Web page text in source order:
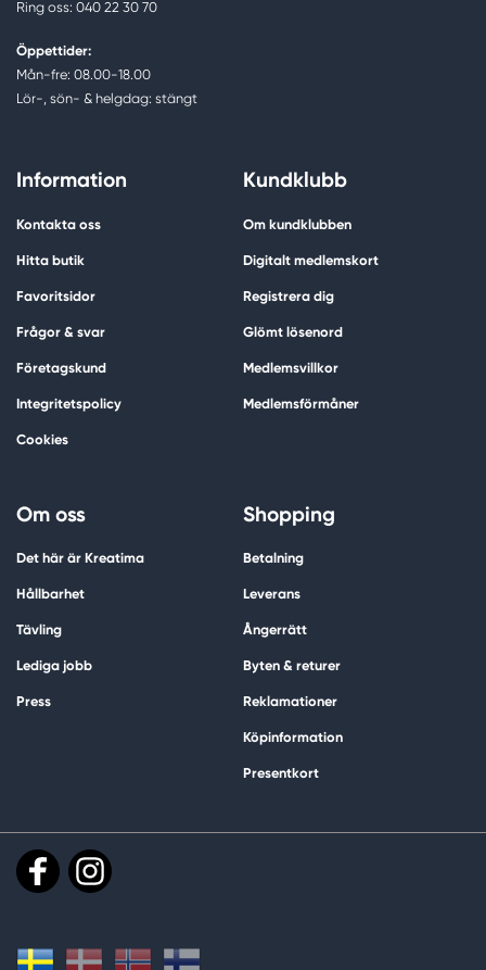
Ring oss: 040 22 30 70
Öppettider:
Mån-fre: 08.00-18.00
Lör-, sön- & helgdag: stängt
Information
Kontakta oss
Hitta butik
Favoritsidor
Frågor & svar
Företagskund
Integritetspolicy
Cookies
Kundklubb
Om kundklubben
Digitalt medlemskort
Registrera dig
Glömt lösenord
Medlemsvillkor
Medlemsförmåner
Om oss
Det här är Kreatima
Hållbarhet
Tävling
Lediga jobb
Press
Shopping
Betalning
Leverans
Ångerrätt
Byten & returer
Reklamationer
Köpinformation
Presentkort